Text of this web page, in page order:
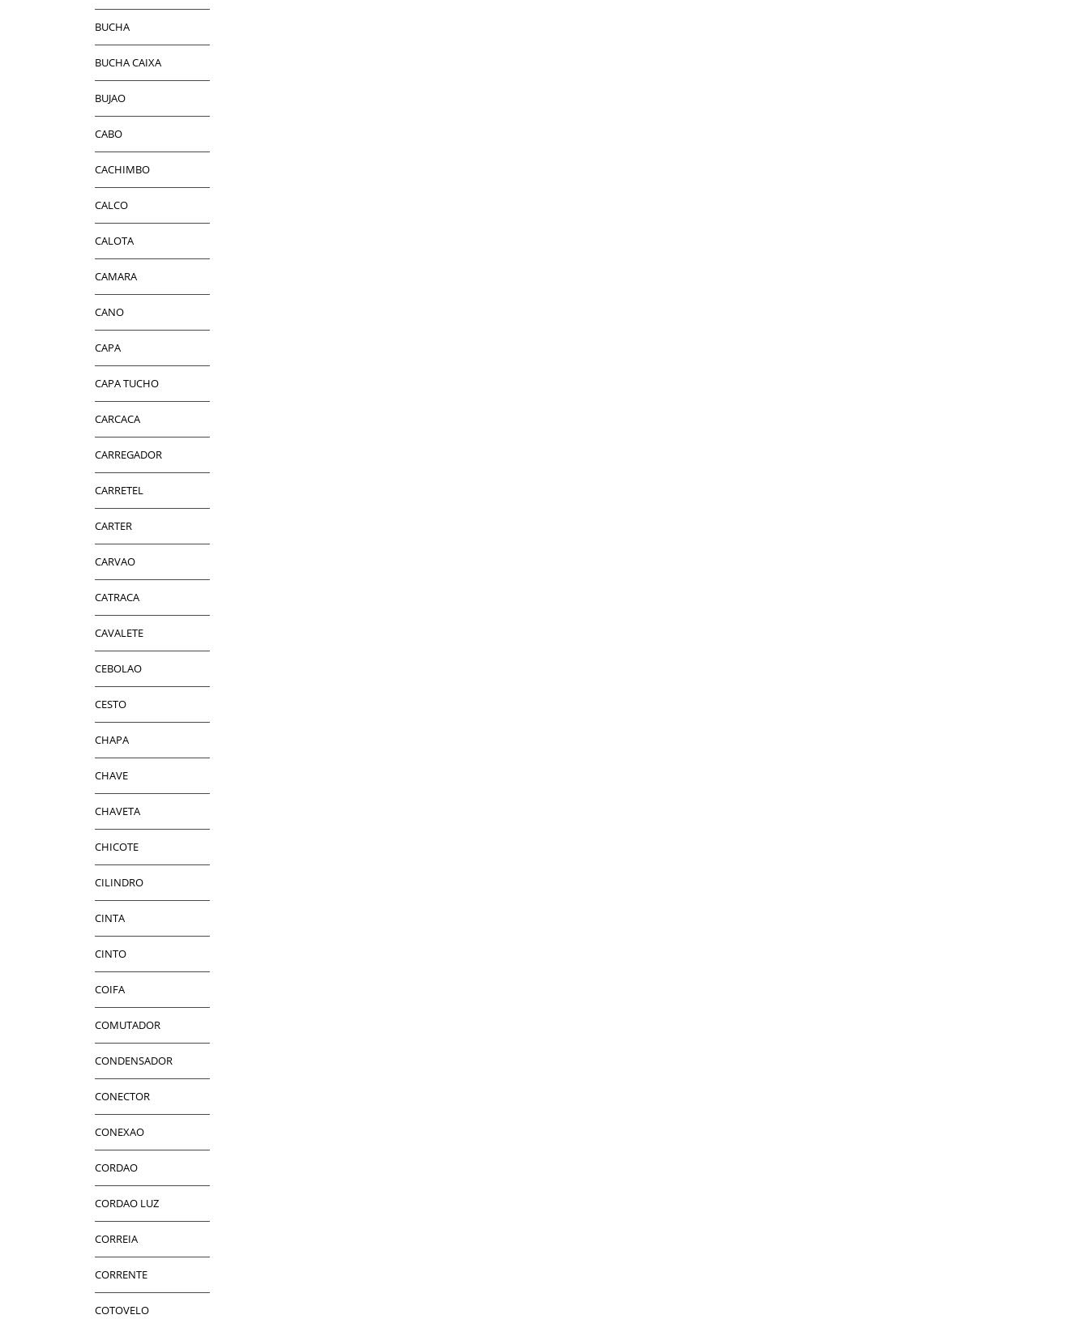
BUCHA
BUCHA CAIXA
BUJAO
CABO
CACHIMBO
CALCO
CALOTA
CAMARA
CANO
CAPA
CAPA TUCHO
CARCACA
CARREGADOR
CARRETEL
CARTER
CARVAO
CATRACA
CAVALETE
CEBOLAO
CESTO
CHAPA
CHAVE
CHAVETA
CHICOTE
CILINDRO
CINTA
CINTO
COIFA
COMUTADOR
CONDENSADOR
CONECTOR
CONEXAO
CORDAO
CORDAO LUZ
CORREIA
CORRENTE
COTOVELO